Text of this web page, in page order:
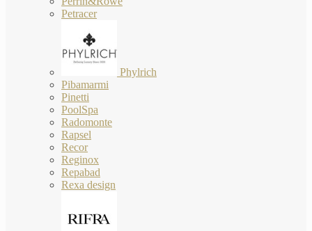
Petracer
Phylrich
Pibamarmi
Pinetti
PoolSpa
Radomonte
Rapsel
Recor
Reginox
Repabad
Rexa design